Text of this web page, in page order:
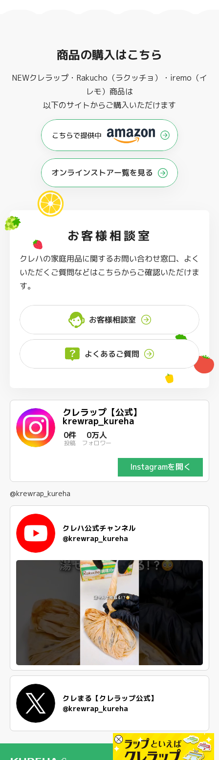
商品の購入はこちら
NEWクレラップ・Rakucho（ラクッチョ）・iremo（イ
レモ）商品は
以下のサイトからご購入いただけます
オンラインストアー覧を見る
お客様相談室
クレハの家庭用品に関するお問い合わせ窓口、よく
いただくご質問などはこちらからご確認いただけま
す。
お客様相談室
よくあるご質問
クレラップ【公式】
krewrap_kureha
0件
投稿
0万人
フォロワー
Instagramを開く
@krewrap_kureha
クレハ公式チャンネル
@krewrap_kureha
クレまる【クレラップ公式】
@krewrap_kureha